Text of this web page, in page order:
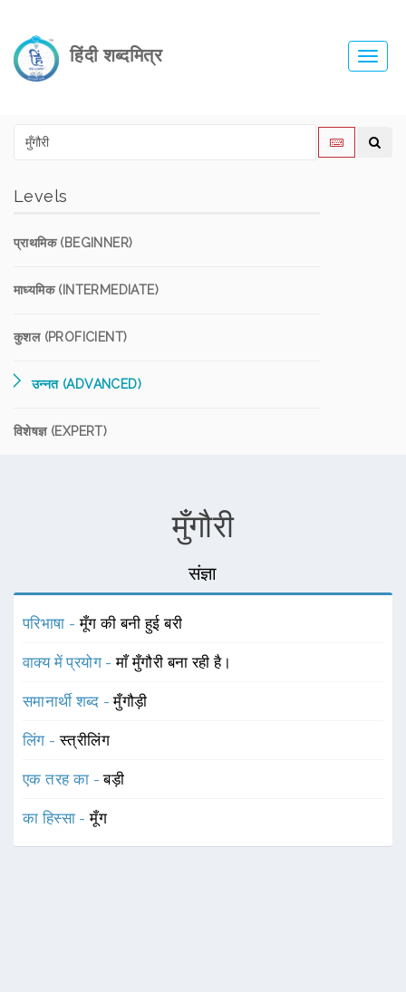
हिंदी शब्दमित्र
Levels
प्राथमिक (BEGINNER)
माध्यमिक (INTERMEDIATE)
कुशल (PROFICIENT)
उन्नत (ADVANCED)
विशेषज्ञ (EXPERT)
मुँगौरी
संज्ञा
परिभाषा -मूँग की बनी हुई बरी
वाक्य में प्रयोग -माँ मुँगौरी बना रही है।
समानार्थी शब्द -मुँगौड़ी
लिंग -स्त्रीलिंग
एक तरह का -बड़ी
का हिस्सा -मूँग